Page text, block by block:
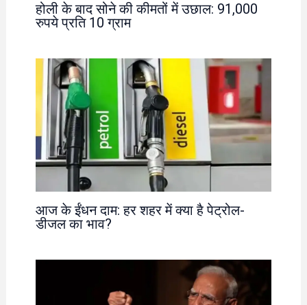
होली के बाद सोने की कीमतों में उछाल: 91,000
रुपये प्रति 10 ग्राम
आज के ईंधन दाम: हर शहर में क्या है पेट्रोल-
डीजल का भाव?